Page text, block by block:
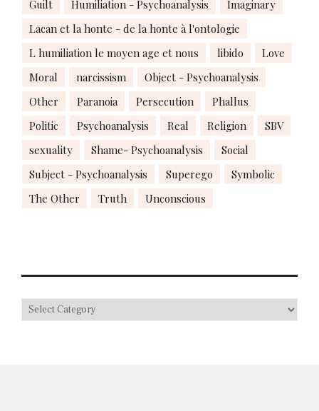
Guilt Humiliation - Psychoanalysis
Imaginary
Lacan et la honte - de la honte à l'ontologie
L humiliation le moyen age et nous
libido
Love
Moral
narcissism
Object - Psychoanalysis
Other
Paranoia Persecution
Phallus
Politic
Psychoanalysis Real Religion
SBV
sexuality
Shame- Psychoanalysis
Social
Subject - Psychoanalysis
Superego
Symbolic
The Other
Truth Unconscious